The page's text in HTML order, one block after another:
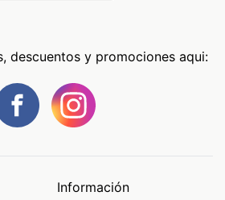
descuentos y promociones aqui:
Información